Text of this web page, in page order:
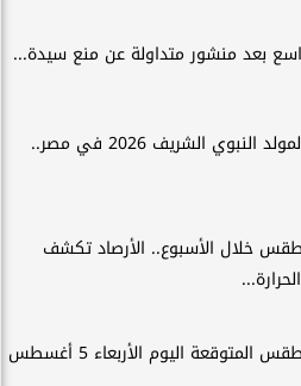
بعد منشور متداولة عن منع سيدة...
موعد المولد النبوي الشريف 2026 في مصر..
خلال الأسبوع.. الأرصاد تكشف
حالة الطقس المتوقعة اليوم الأربعاء 5 أغسطس